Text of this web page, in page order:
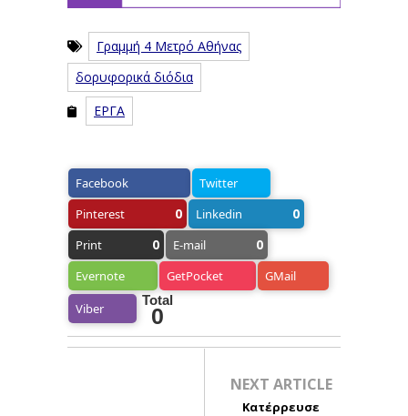
Γραμμή 4 Μετρό Αθήνας
δορυφορικά διόδια
ΕΡΓΑ
Facebook
Twitter
Pinterest
0 Linkedin 0
Print 0 E-mail 0
Evernote GetPocket GMail
Viber
Total
0
NEXT ARTICLE
Κατέρρευσε